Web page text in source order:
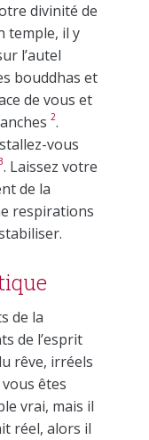
divinité de
temple, il y
l’autel
bouddhas et
de vous et
2.
vous
. Laissez votre
de la
respirations
de la
de l’esprit
rêve, irréels
êtes
vrai, mais il
réel, alors il